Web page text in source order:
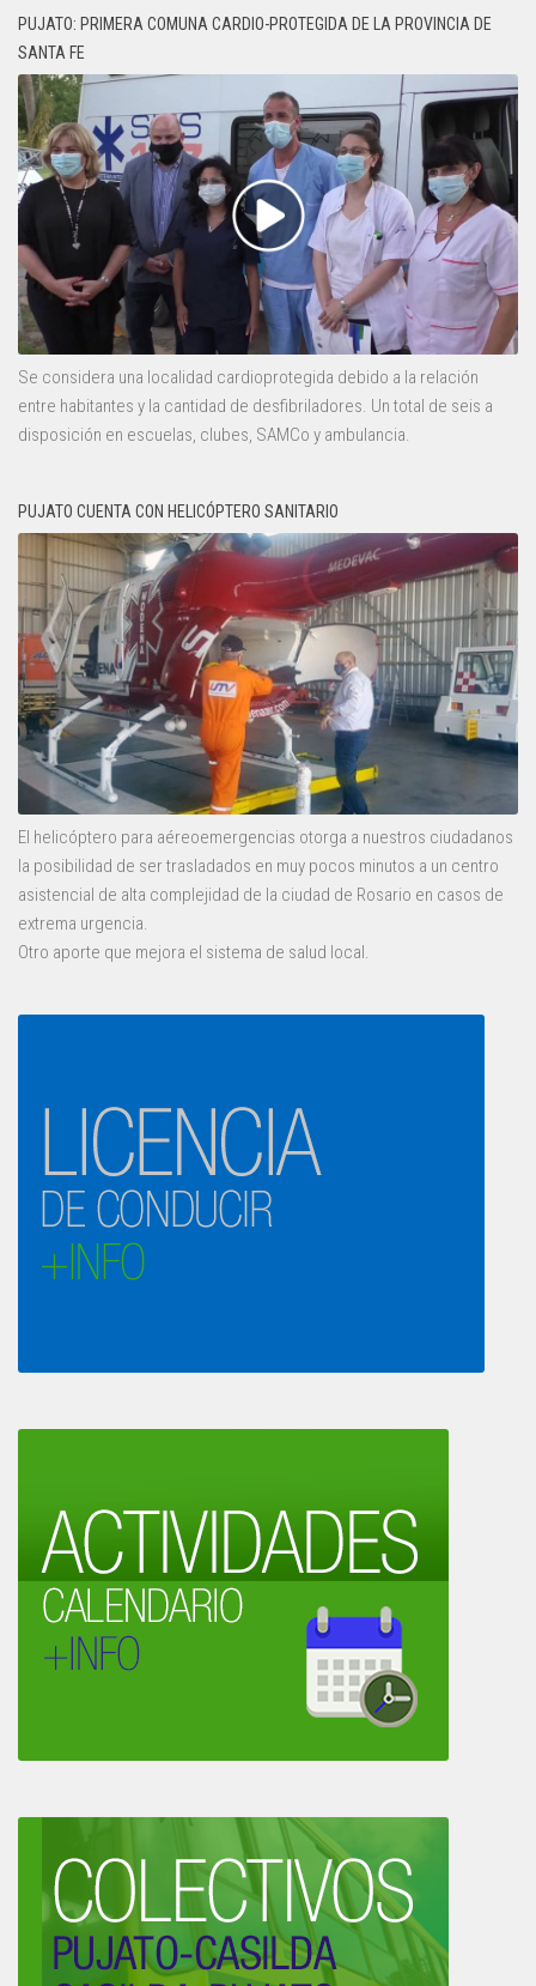
PUJATO: PRIMERA COMUNA CARDIO-PROTEGIDA DE LA PROVINCIA DE
SANTA FE
Se considera una localidad cardioprotegida debido a la relación
entre habitantes y la cantidad de desfibriladores. Un total de seis a
disposición en escuelas, clubes, SAMCo y ambulancia.
PUJATO CUENTA CON HELICÓPTERO SANITARIO
El helicóptero para aéreoemergencias otorga a nuestros ciudadanos
la posibilidad de ser trasladados en muy pocos minutos a un centro
asistencial de alta complejidad de la ciudad de Rosario en casos de
extrema urgencia.
Otro aporte que mejora el sistema de salud local.